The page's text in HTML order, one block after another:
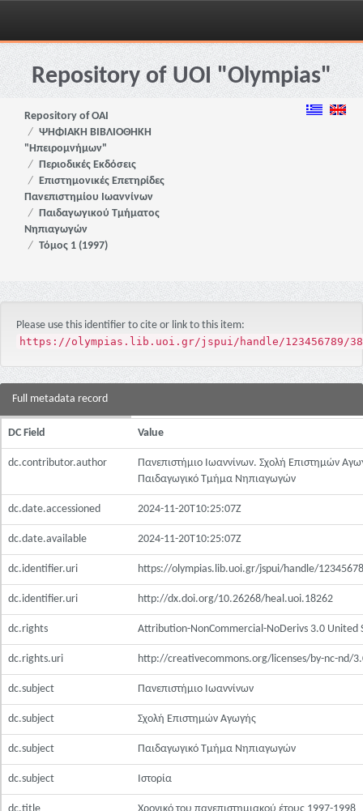
Skip
navigationRepository of UOI "Olympias"
Repository of OAI
ΨΗΦΙΑΚΗ ΒΙΒΛΙΟΘΗΚΗ
"Ηπειρομνήμων"
Περιοδικές Εκδόσεις
Επιστημονικές Επετηρίδες
Πανεπιστημίου Ιωαννίνων
Παιδαγωγικού Τμήματος
Νηπιαγωγών
Τόμος 1 (1997)
Please use this identifier to cite or link to this item:
https://olympias.lib.uoi.gr/jspui/handle/123456789/
Full metadata record
DC Field Value
dc.contributor.author
Πανεπιστήμιο Ιωαννίνων. Σχολή Επιστημών
Παιδαγωγικό Τμήμα Νηπιαγωγών
dc.date.accessioned 2024-11-20T10:25:07Z
dc.date.available 2024-11-20T10:25:07Z
dc.identifier.uri https://olympias.lib.uoi.gr/jspui/handle/
dc.identifier.uri http://dx.doi.org/10.26268/heal.uoi.18262
dc.rights Attribution-NonCommercial-NoDerivs 3.0 United
dc.rights.uri http://creativecommons.org/licenses/by-nc-nd/
dc.subject Πανεπιστήμιο Ιωαννίνων
dc.subject Σχολή Επιστημών Αγωγής
dc.subject Παιδαγωγικό Τμήμα Νηπιαγωγών
dc.subject Ιστορία